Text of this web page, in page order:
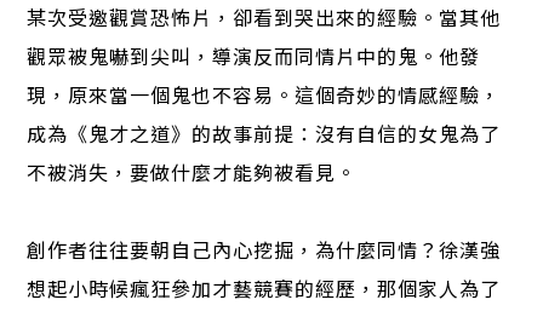
某次受邀觀賞恐怖片，卻看到哭出來的經驗。當其他
觀眾被鬼嚇到尖叫，導演反而同情片中的鬼。他發
現，原來當一個鬼也不容易。這個奇妙的情感經驗，
成為《鬼才之道》的故事前提：沒有自信的女鬼為了
不被消失，要做什麼才能夠被看見。
創作者往往要朝自己內心挖掘，為什麼同情？徐漢強
想起小時候瘋狂參加才藝競賽的經歷，那個家人為了